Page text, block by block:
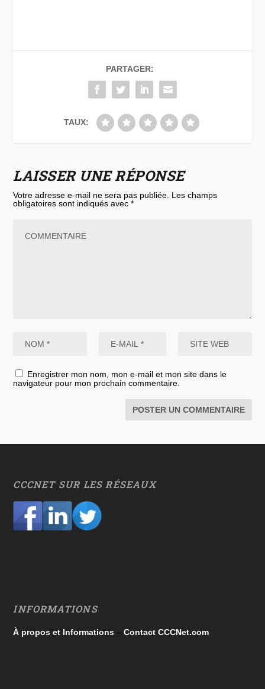
PARTAGER:
TAUX:
LAISSER UNE RÉPONSE
Votre adresse e-mail ne sera pas publiée. Les champs
obligatoires sont indiqués avec*
Enregistrer mon nom, mon e-mail et mon site dans le
navigateur pour mon prochain commentaire.
CCCNET SUR LES RÉSEAUX
INFORMATIONS
À propos et Informations –Contact CCCNet.com